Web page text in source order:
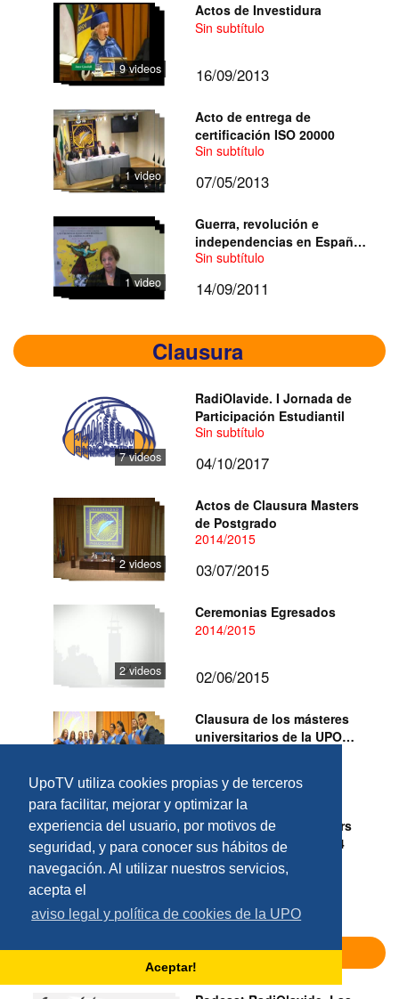
UpoTV utiliza cookies propias y de terceros
para facilitar, mejorar y optimizar la
experiencia del usuario, por motivos de
seguridad, y para conocer sus hábitos de
navegación. Al utilizar nuestros servicios,
acepta el
aviso legal y política de cookies de la UPO
Aceptar!
9 videos
Actos de Investidura
Sin subtítulo
16/09/2013
1 video
Acto de entrega de
certificación ISO 20000
Sin subtítulo
07/05/2013
1 video
Guerra, revolución e
independencias en España
y América (1808-1824)
Sin subtítulo
14/09/2011
Clausura
7 videos
RadiOlavide. I Jornada de
Participación Estudiantil
Sin subtítulo
04/10/2017
2 videos
Actos de Clausura Masters
de Postgrado
2014/2015
03/07/2015
2 videos
Ceremonias Egresados
2014/2015
02/06/2015
1 video
Clausura de los másteres
universitarios de la UPO
02/07/2014
Acto de Clausura Masters
Universitarios 2013-2014
laboratorio, lab
Intervención